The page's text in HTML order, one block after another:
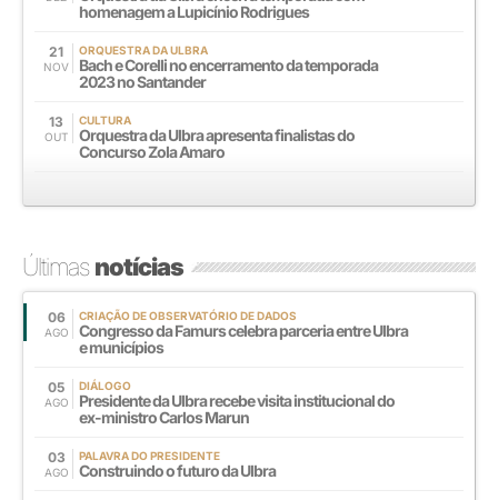
homenagem a Lupicínio Rodrigues
21
NOV
ORQUESTRA DA ULBRA
Bach e Corelli no encerramento da temporada
2023 no Santander
13
OUT
CULTURA
Orquestra da Ulbra apresenta finalistas do
Concurso Zola Amaro
Últimasnotícias
06
AGO
CRIAÇÃO DE OBSERVATÓRIO DE DADOS
Congresso da Famurs celebra parceria entre Ulbra
e municípios
05
AGO
DIÁLOGO
Presidente da Ulbra recebe visita institucional do
ex-ministro Carlos Marun
03
AGO
PALAVRA DO PRESIDENTE
Construindo o futuro da Ulbra